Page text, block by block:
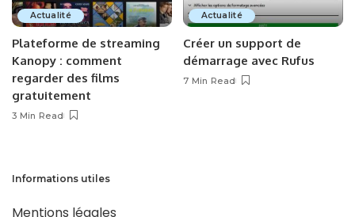
Actualité
Plateforme de streaming
Kanopy : comment
regarder des films
gratuitement
3 Min Read
Actualité
Créer un support de
démarrage avec Rufus
7 Min Read
Informations utiles
Mentions légales